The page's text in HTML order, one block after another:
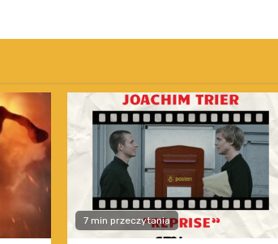
7 min przeczytania